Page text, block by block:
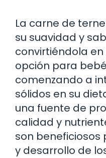
La carne de
su suavidad y
convirtiéndola
opción para
comenzando a
sólidos en su
una fuente de
calidad y
son
y desarrollo de